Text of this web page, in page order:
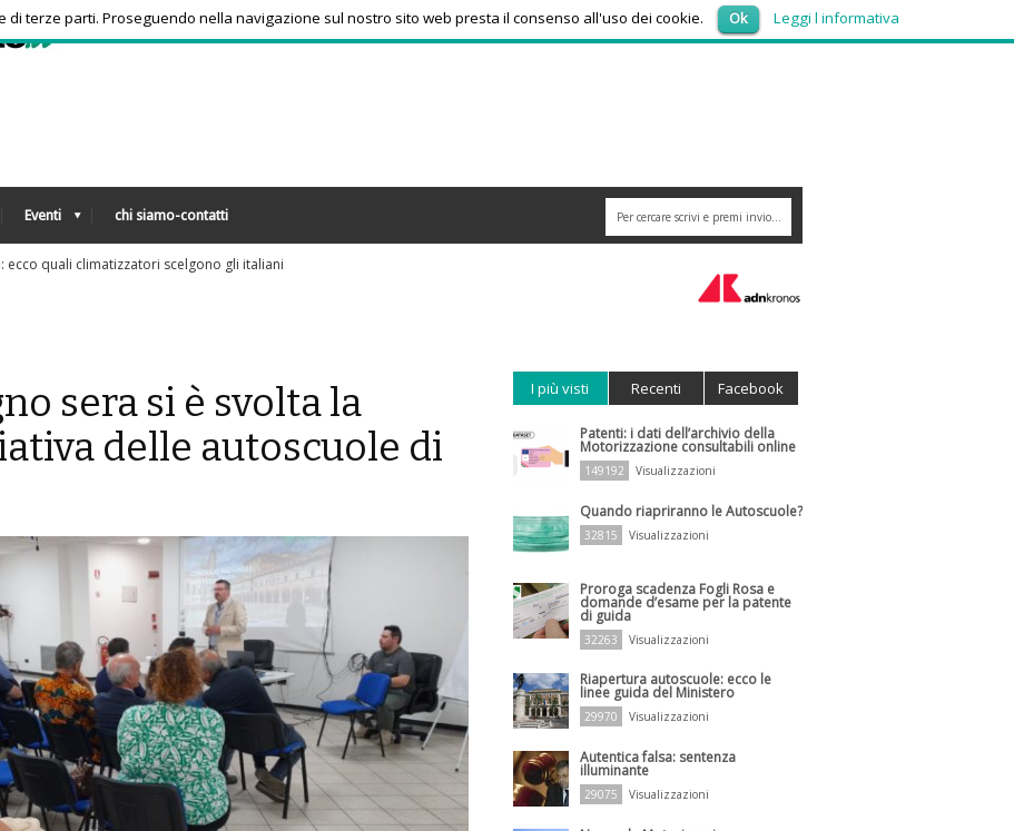
venerdì 7, Agosto 2026
Eventi chi siamo-contatti
consumi triplicati dal 2016
sera si è svolta la
delle autoscuole di
I più visti Recenti Facebook
Patenti: i dati dell’archivio della
Motorizzazione consultabili online
149192 Visualizzazioni
Quando riapriranno le Autoscuole?
32815 Visualizzazioni
Proroga scadenza Fogli Rosa e
domande d’esame per la patente
di guida
32263 Visualizzazioni
Riapertura autoscuole: ecco le
linee guida del Ministero
29970 Visualizzazioni
Autentica falsa: sentenza
illuminante
29075 Visualizzazioni
terze parti. Proseguendo nella navigazione sul nostro sito web presta il consenso all'uso dei cookie. Ok Leggi l informativa